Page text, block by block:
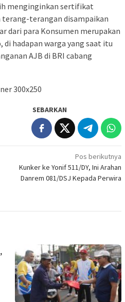
menginginkan sertifikat
terang-terangan disampaikan
dari para Konsumen merupakan
hadapan warga yang saat itu
AJB di BRI cabang
SEBARKAN
Pos berikutnya
Kunker ke Yonif 511/DY, Ini Arahan
Danrem 081/DSJ Kepada Perwira